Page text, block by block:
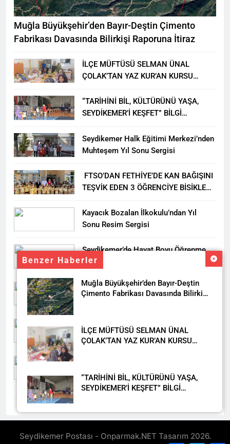
Benzer Haberler
Muğla Büyükşehir’den Bayır-Deştin
Çimento Fabrikası Davasında Bilirkişi
İLÇE MÜFTÜSÜ SELMAN ÜNAL
ÇOLAK’TAN YAZ KUR’AN KURSU
“TARİHİNİ BİL, KÜLTÜRÜNÜ YAŞA,
SEYDİKEMER’İ KEŞFET” BİLGİ
Merkezi’nden Muhteşem Yıl Sonu
Muğla Büyükşehir’den Bayır-Deştin Çimento
Fabrikası Davasında Bilirkişi Raporuna İtiraz
İLÇE MÜFTÜSÜ SELMAN ÜNAL
ÇOLAK’TAN YAZ KUR’AN KURSU
“TARİHİNİ BİL, KÜLTÜRÜNÜ YAŞA,
SEYDİKEMER’İ KEŞFET” BİLGİ
Seydikemer Halk Eğitimi Merkezi’nden
Muhteşem Yıl Sonu Sergisi
FTSO’DAN FETHİYE’DE KAN BAĞIŞINI
TEŞVİK EDEN 3 ÖĞRENCİYE BİSİKLET
Kayacık Bozalan İlkokulu’ndan Yıl
Sonu Resim Sergisi
Seydikemer’de Hayat Boyu Öğrenme
Haftası Kadıköy Sergisiyle Başladı
DALAMAN KENT PARK PROJESİ İÇİN
BAŞKAN DURMUŞ’A YETKİ VERİLDİ
Seydikemer’de Akçay Deresi Tepkisi
Büyüyor: “Yetkililer Vatandaşın Sesini
Duysun”
Tutuklama
Seydikemer Postası - Onparmak.NET Tasarım 2026.